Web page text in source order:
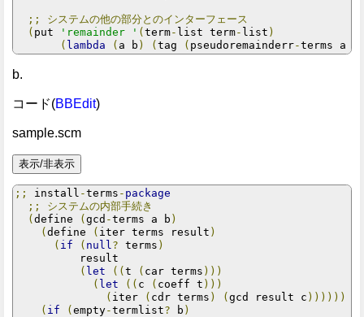
;;
システムの他の部分とのインターフェース
( put 'remainder ' (term- list term- list )
( lambda ( a b ) (tag ( pseudoremainderr-terms a b
b.
コード(BBEdit)
sample.scm
;; install -terms - package
;;
システムの内部手続き
(define (gcd -terms a b )
(define ( iter terms result )
( if ( null ? terms )
          result
( let ((t ( car terms )))
( let (( c ( coeff t )))
( iter ( cdr terms ) (gcd result c ))))))
( if (empty-termlist? b )